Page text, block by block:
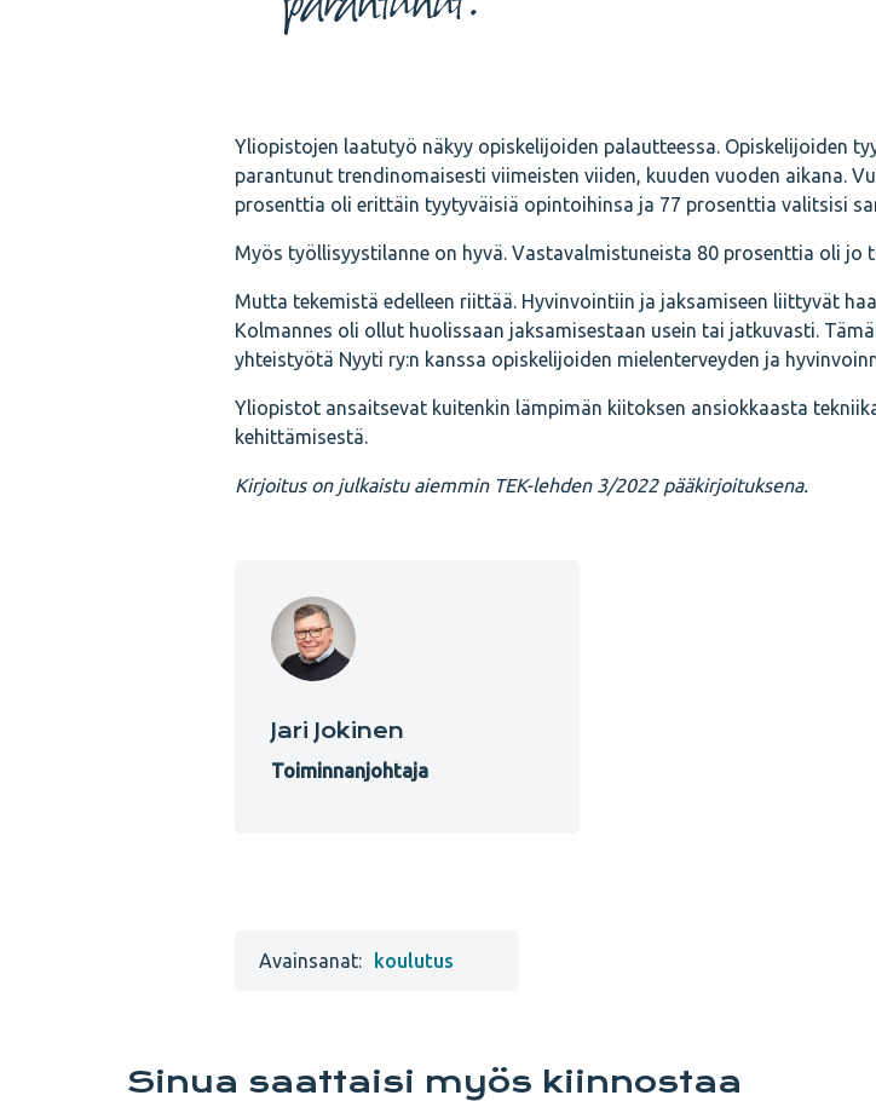
Yliopistojen laatutyö näkyy opiskelijoiden palautteessa. Opiskelijoiden
parantunut trendinomaisesti viimeisten viiden, kuuden vuoden aikana.
prosenttia oli erittäin tyytyväisiä opintoihinsa ja 77 prosenttia valitsisi
Myös työllisyystilanne on hyvä. Vastavalmistuneista 80 prosenttia oli jo
Mutta tekemistä edelleen riittää. Hyvinvointiin ja jaksamiseen liittyvät
Kolmannes oli ollut huolissaan jaksamisestaan usein tai jatkuvasti.
yhteistyötä Nyyti ry:n kanssa opiskelijoiden mielenterveyden ja
Yliopistot ansaitsevat kuitenkin lämpimän kiitoksen ansiokkaasta
kehittämisestä.
Kirjoitus on julkaistu aiemmin TEK-lehden 3/2022 pääkirjoituksena.
Jari Jokinen
Toiminnanjohtaja
Avainsanat: koulutus
Sinua saattaisi myös kiinnostaa